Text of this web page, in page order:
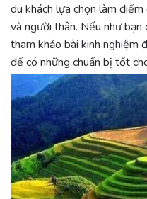
du khách lựa chọn làm
và người thân. Nếu như
tham khảo bài kinh nghiệm
để có những chuẩn bị tốt